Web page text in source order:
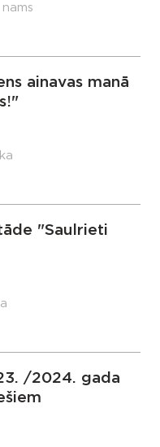
ainavas manā
"Saulrieti
/2024. gada